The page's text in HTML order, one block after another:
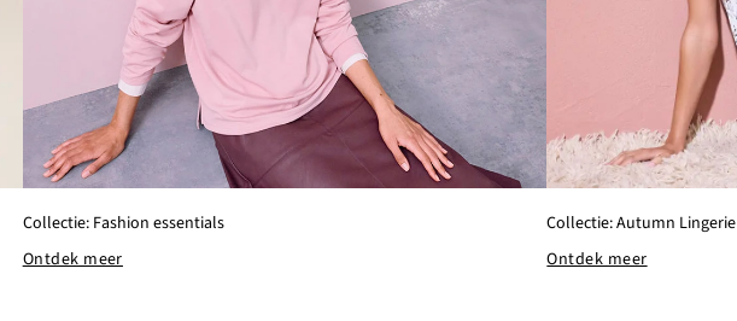
Collectie: Fashion essentials
Ontdek meer
Collectie: Autumn Lingerie
Ontdek meer